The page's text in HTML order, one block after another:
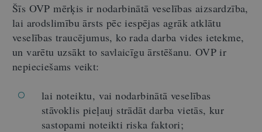
Šīs OVP mērķis ir nodarbinātā veselības aizsardzība,
lai arodslimību ārsts pēc iespējas agrāk atklātu
veselības traucējumus, ko rada darba vides ietekme,
un varētu uzsākt to savlaicīgu ārstēšanu. OVP ir
nepieciešams veikt:
lai noteiktu, vai nodarbinātā veselības
stāvoklis pieļauj strādāt darba vietās, kur
sastopami noteikti riska faktori;